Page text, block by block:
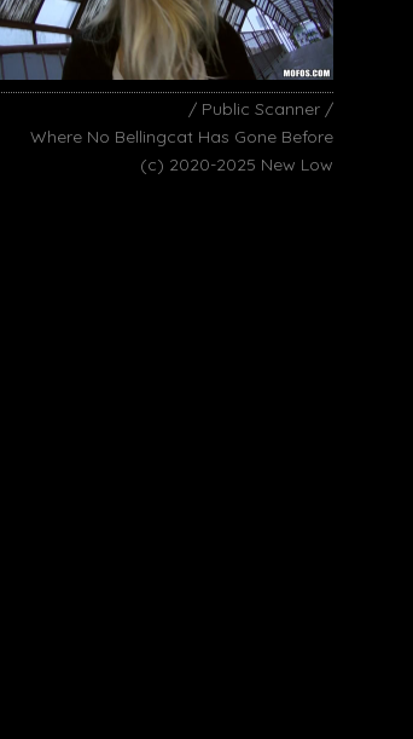
/ Public Scanner /
Where No Bellingcat Has Gone Before
(c) 2020-2025 New Low